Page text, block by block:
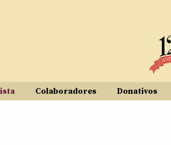
Colaboradores Donativos